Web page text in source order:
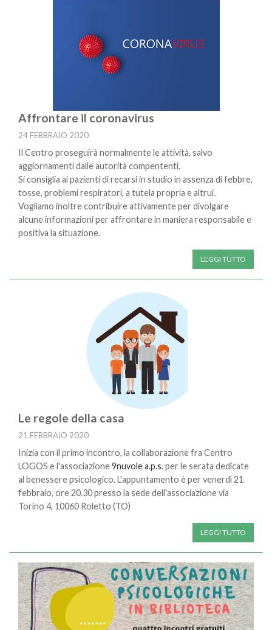
Affrontare il coronavirus
24 FEBBRAIO 2020
Il Centro proseguirà normalmente le attività, salvo
aggiornamenti dalle autorità compententi.
Si consiglia ai pazienti di recarsi in studio in assenza di febbre,
tosse, problemi respiratori, a tutela propria e altrui.
Vogliamo inoltre contribuire attivamente per divolgare
alcune informazioni per affrontare in maniera responsabile e
positiva la situazione.
LEGGI TUTTO
Le regole della casa
21 FEBBRAIO 2020
Inizia con il primo incontro, la collaborazione fra Centro
LOGOS e l'associazione9nuvole a.p.s.per le serata dedicate
al benessere psicologico. L'appuntamento è per venerdì 21
febbraio, ore 20.30 presso la sede dell'associazione via
Torino 4, 10060 Roletto (TO)
LEGGI TUTTO